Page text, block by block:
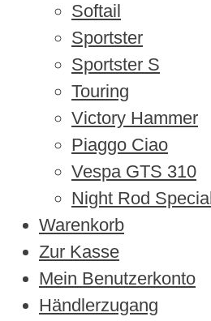
Softail
Sportster
Sportster S
Touring
Victory Hammer
Piaggo Ciao
Vespa GTS 310
Night Rod Special
Warenkorb
Zur Kasse
Mein Benutzerkonto
Händlerzugang